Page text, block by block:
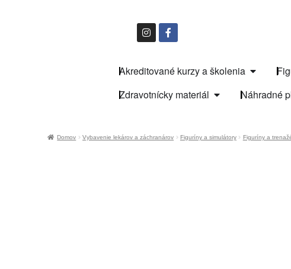
Akreditované kurzy a školenia
Zdravotnícky materiál
Náhradné
Domov Vybavenie lekárov a záchranárov Figuríny a simulátory Figuríny a